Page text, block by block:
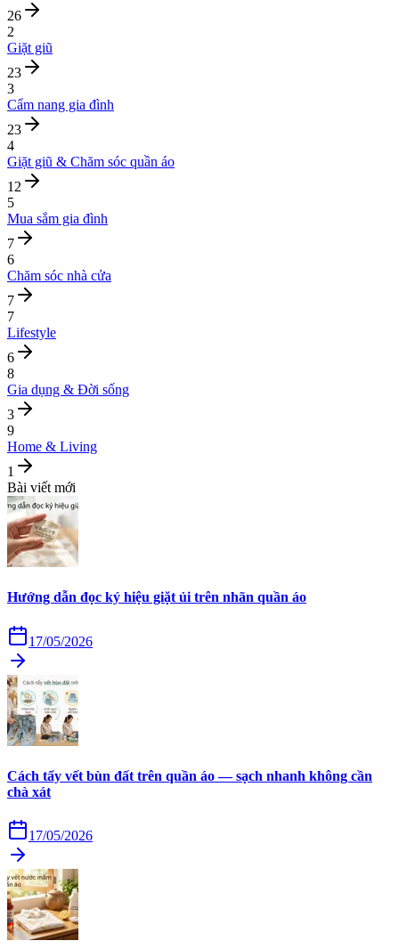
26
2
Giặt giũ
23
3
Cẩm nang gia đình
23
4
Giặt giũ & Chăm sóc quần áo
12
5
Mua sắm gia đình
7
6
Chăm sóc nhà cửa
7
7
Lifestyle
6
8
Gia dụng & Đời sống
3
9
Home & Living
1
Bài viết mới
Hướng dẫn đọc ký hiệu giặt ủi trên nhãn quần áo
17/05/2026
Cách tẩy vết bùn đất trên quần áo — sạch nhanh không cần
chà xát
17/05/2026